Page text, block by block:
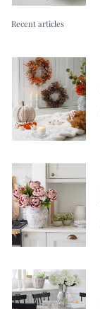
Recent articles